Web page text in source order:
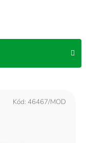
Kód: 46467/MOD